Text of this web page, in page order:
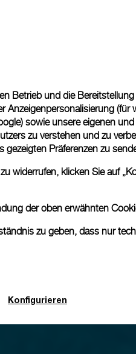
Betrieb und die
Anzeigenpersonalisierung (für
) sowie unsere eigenen
zu verstehen und zu
Präferenzen zu
widerrufen, klicken Sie auf
der oben erwähnten
zu geben, dass nur
Konfigurieren